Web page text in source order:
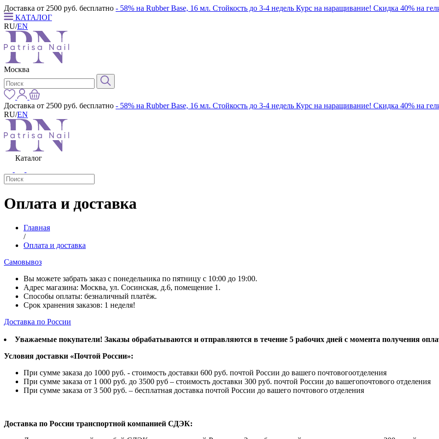
Доставка от 2500 руб. бесплатно - 58% на Rubber Base, 16 мл. Стойкость до 3-4 недель Курс на наращивание! Скидка 40% на
КАТАЛОГ
RU/EN
Москва
Доставка от 2500 руб. бесплатно - 58% на Rubber Base, 16 мл. Стойкость до 3-4 недель Курс на наращивание! Скидка 40% на
RU/EN
Каталог
Оплата и доставка
Главная
/
Оплата и доставка
Самовывоз
Вы можете забрать заказ с понедельника по пятницу с 10:00 до 19:00.
Адрес магазина: Москва, ул. Сосинская, д.6, помещение 1.
Способы оплаты: безналичный платёж.
Срок хранения заказов: 1 неделя!
Доставка по России
Уважаемые покупатели! Заказы обрабатываются и отправляются в течение 5 рабочих дней с момента получения
Условия доставки «Почтой России»:
При сумме заказа до 1000 руб. - стоимость доставки 600 руб. почтой России до вашего почтовогоотделения
При сумме заказа от 1 000 руб. до 3500 руб – стоимость доставки 300 руб. почтой России до вашегопочтового отделения
При сумме заказа от 3 500 руб. – бесплатная доставка почтой России до вашего почтового отделения
Доставка по России транспортной компанией СДЭК: